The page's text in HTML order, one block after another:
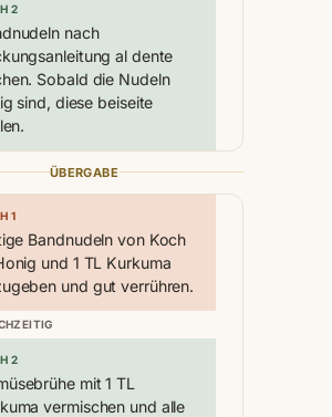
2
nach
al dente
Sobald die Nudeln
sind, diese beiseite
ÜBERGABE
1
Bandnudeln von Koch
und 1 TL Kurkuma
und gut verrühren.
2
mit 1 TL
vermischen und alle